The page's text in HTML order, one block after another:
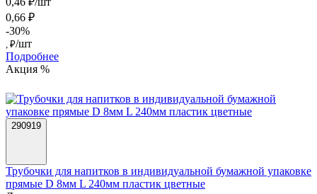
0,66 ₽
-30%
, ₽/шт
Подробнее
Акция %
290919
Трубочки для напитков в индивидуальной бумажной упаковке
прямые D 8мм L 240мм пластик цветные